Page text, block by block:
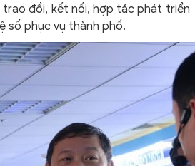
trao đổi, kết nối, hợp tác phát triển
số phục vụ thành phố.